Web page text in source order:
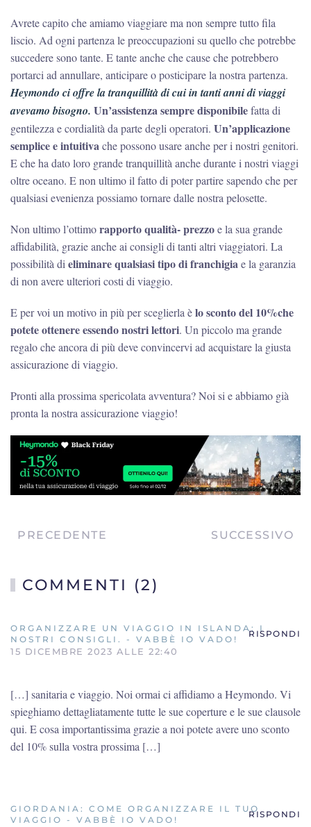
Avrete capito che amiamo viaggiare ma non sempre tutto fila
liscio. Ad ogni partenza le preoccupazioni su quello che potrebbe
succedere sono tante. E tante anche che cause che potrebbero
portarci ad annullare, anticipare o posticipare la nostra partenza.
Heymondo ci offre la tranquillità di cui in tanti anni di viaggi
avevamo bisogno. Un’assistenza sempre disponibilefatta di
gentilezza e cordialità da parte degli operatori. Un’applicazione
semplice e intuitivache possono usare anche per i nostri genitori.
E che ha dato loro grande tranquillità anche durante i nostri viaggi
oltre oceano. E non ultimo il fatto di poter partire sapendo che per
qualsiasi evenienza possiamo tornare dalle nostra pelosette.
Non ultimo l’ottimorapporto qualità- prezzoe la sua grande
affidabilità, grazie anche ai consigli di tanti altri viaggiatori. La
possibilità di eliminare qualsiasi tipo di franchigiae la garanzia
di non avere ulteriori costi di viaggio.
E per voi un motivo in più per sceglierla èlo sconto del 10%che
potete ottenere essendo nostri lettori. Un piccolo ma grande
regalo che ancora di più deve convincervi ad acquistare la giusta
assicurazione di viaggio.
Pronti alla prossima spericolata avventura? Noi si e abbiamo già
pronta la nostra assicurazione viaggio!
PRECEDENTE SUCCESSIVO
COMMENTI (2)
ORGANIZZARE UN VIAGGIO IN ISLANDA: I
NOSTRI CONSIGLI. - VABBÈ IO VADO!
15 DICEMBRE 2023 ALLE 22:40
RISPONDI
[…] sanitaria e viaggio. Noi ormai ci affidiamo a Heymondo. Vi
spieghiamo dettagliatamente tutte le sue coperture e le sue clausole
qui. E cosa importantissima grazie a noi potete avere uno sconto
del 10% sulla vostra prossima […]
GIORDANIA: COME ORGANIZZARE IL TUO
VIAGGIO - VABBÈ IO VADO!
RISPONDI